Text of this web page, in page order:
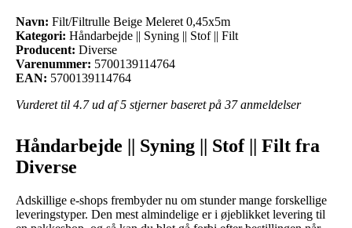
Navn: Filt/Filtrulle Beige Meleret 0,45x5m
Kategori: Håndarbejde || Syning || Stof || Filt
Producent: Diverse
Varenummer: 5700139114764
EAN: 5700139114764
Vurderet til 4.7ud af 5 stjerner baseret på 37anmeldelser
Håndarbejde || Syning || Stof || Filt fra
Diverse
Adskillige e-shops frembyder nu om stunder mange forskellige
leveringstyper. Den mest almindelige er i øjeblikket levering til